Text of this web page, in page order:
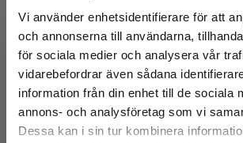
Vi använder enhetsidentifierare för att
och annonserna till användarna,
för sociala medier och analysera vår
vidarebefordrar även sådana
information från din enhet till de sociala
annons- och analysföretag som vi
Dessa kan i sin tur kombinera
Begränsad
Handbok i
Karlsson, M - Strömbäck, J